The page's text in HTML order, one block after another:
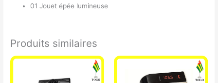
01 Jouet épée lumineuse
Produits similaires